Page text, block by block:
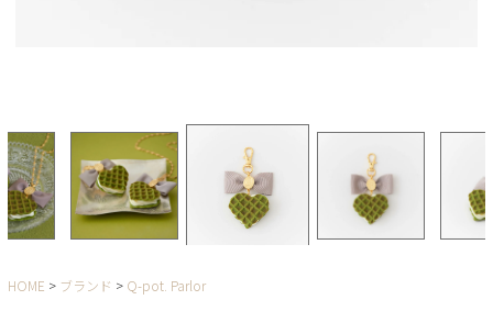
HOME ブランド Q-pot. Parlor